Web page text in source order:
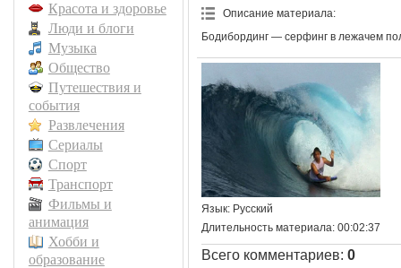
Красота и здоровье
Люди и блоги
Музыка
Общество
Путешествия и
события
Развлечения
Сериалы
Спорт
Транспорт
Фильмы и
анимация
Хобби и
образование
Описание материала:
Бодибординг — серфинг в лежачем
Язык: Русский
Длительность материала: 00:02:37
Всего комментариев: 0